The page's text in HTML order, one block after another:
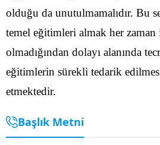
olduğu da unutulmamalıdır. Bu
temel eğitimleri almak her
olmadığından dolayı alanında
eğitimlerin sürekli tedarik
etmektedir.
Başlık Metni